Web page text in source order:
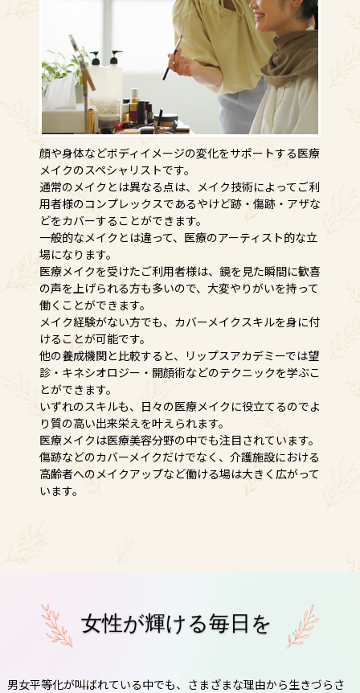
顔や身体などボディイメージの変化をサポートする医療
メイクのスペシャリストです。
通常のメイクとは異なる点は、メイク技術によってご利
用者様のコンプレックスであるやけど跡・傷跡・アザな
どをカバーすることができます。
一般的なメイクとは違って、医療のアーティスト的な立
場になります。
医療メイクを受けたご利用者様は、鏡を見た瞬間に歓喜
の声を上げられる方も多いので、大変やりがいを持って
働くことができます。
メイク経験がない方でも、カバーメイクスキルを身に付
けることが可能です。
他の養成機関と比較すると、リップスアカデミーでは望
診・キネシオロジー・開顔術などのテクニックを学ぶこ
とができます。
いずれのスキルも、日々の医療メイクに役立てるのでよ
り質の高い出来栄えを叶えられます。
医療メイクは医療美容分野の中でも注目されています。
傷跡などのカバーメイクだけでなく、介護施設における
高齢者へのメイクアップなど働ける場は大きく広がって
います。
女性が輝ける毎日を
男女平等化が叫ばれている中でも、さまざまな理由から生きづらさ